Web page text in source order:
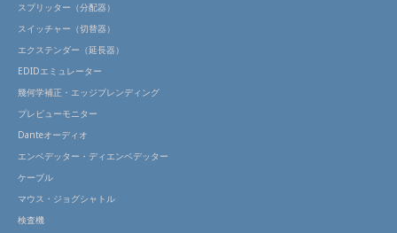
スプリッター（分配器）
スイッチャー（切替器）
エクステンダー（延長器）
EDIDエミュレーター
幾何学補正・エッジブレンディング
プレビューモニター
Danteオーディオ
エンベデッター・ディエンベデッター
ケーブル
マウス・ジョグシャトル
検査機